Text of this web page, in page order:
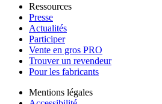
Ressources
Presse
Actualités
Participer
Vente en gros PRO
Trouver un revendeur
Pour les fabricants
Mentions légales